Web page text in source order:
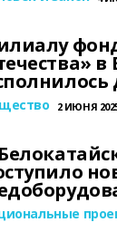
2 ИЮНЯ